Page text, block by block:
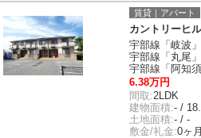
賃貸｜アパート
カントリーヒ
宇部線「岐波
宇部線「丸尾
宇部線「阿知
6.38万円
間取:2LDK
建物面積:- /
土地面積:- / -
敷金/礼金:0ヶ